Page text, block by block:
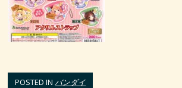
POSTED INバンダイ